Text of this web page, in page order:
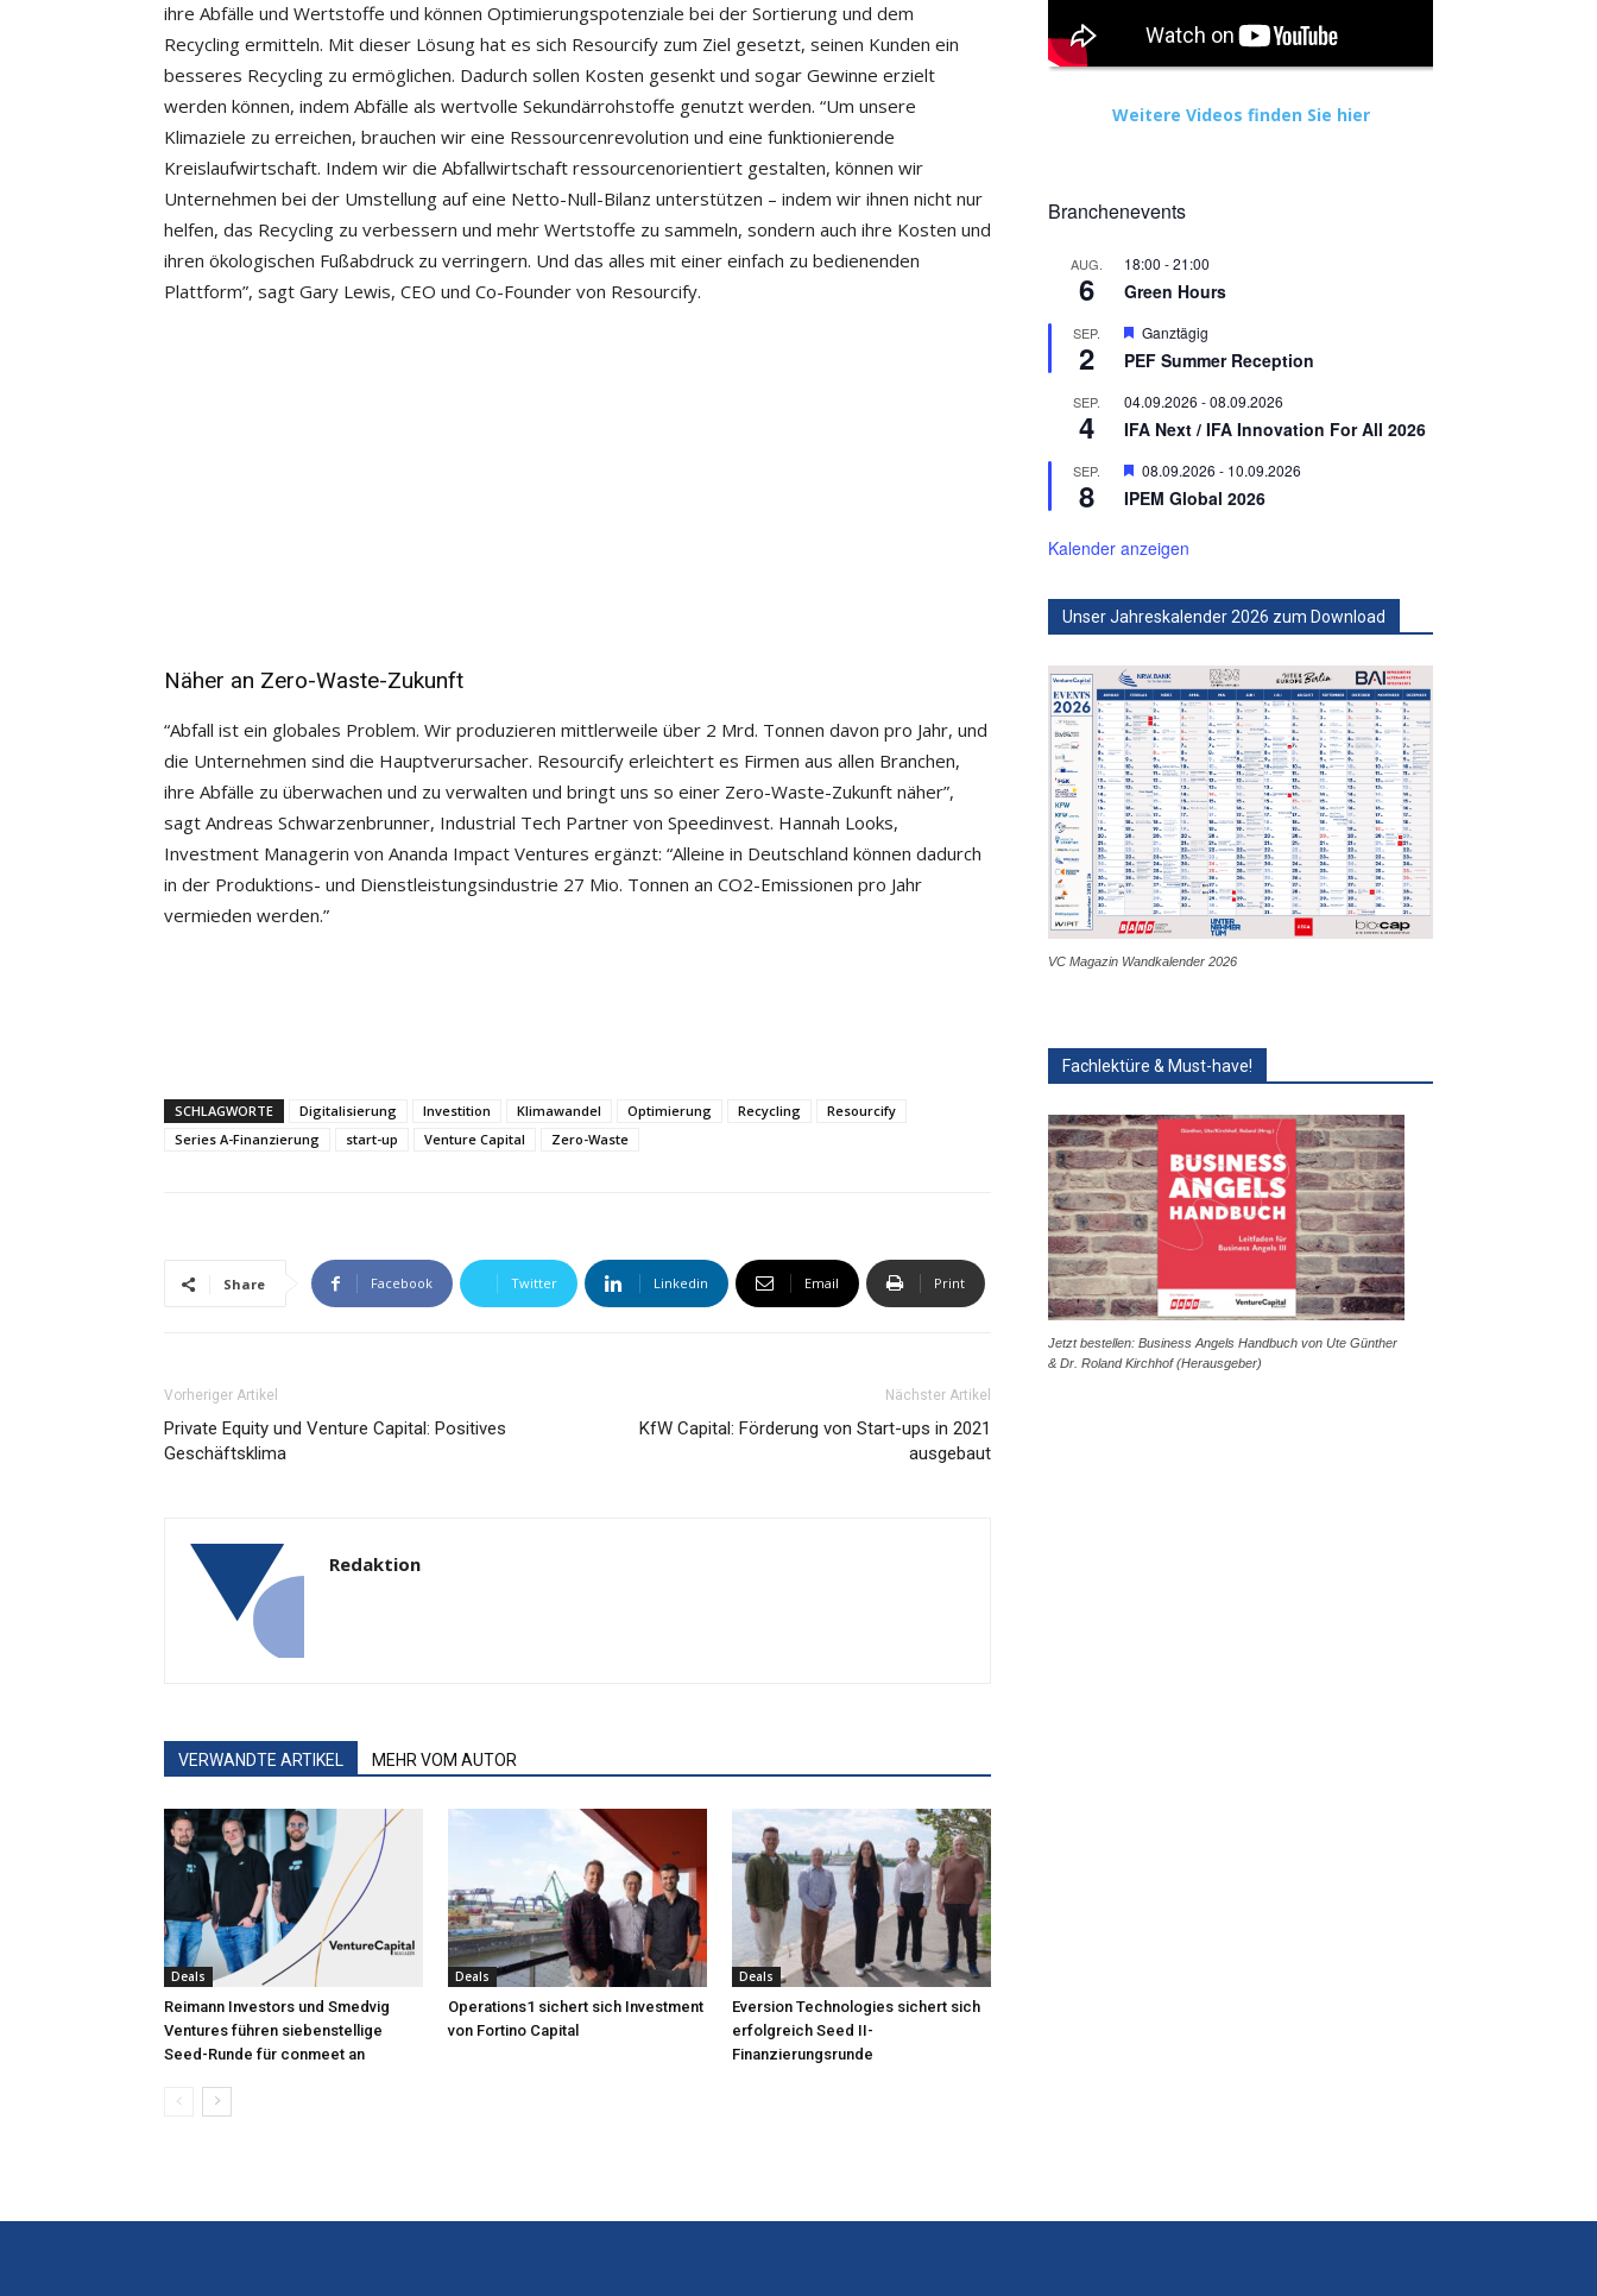
ihre Abfälle und Wertstoffe und können Optimierungspotenziale bei der Sortierung und dem
Recycling ermitteln. Mit dieser Lösung hat es sich Resourcify zum Ziel gesetzt, seinen Kunden ein
besseres Recycling zu ermöglichen. Dadurch sollen Kosten gesenkt und sogar Gewinne erzielt
werden können, indem Abfälle als wertvolle Sekundärrohstoffe genutzt werden. “Um unsere
Klimaziele zu erreichen, brauchen wir eine Ressourcenrevolution und eine funktionierende
Kreislaufwirtschaft. Indem wir die Abfallwirtschaft ressourcenorientiert gestalten, können wir
Unternehmen bei der Umstellung auf eine Netto-Null-Bilanz unterstützen – indem wir ihnen nicht nur
helfen, das Recycling zu verbessern und mehr Wertstoffe zu sammeln, sondern auch ihre Kosten und
ihren ökologischen Fußabdruck zu verringern. Und das alles mit einer einfach zu bedienenden
Plattform”, sagt Gary Lewis, CEO und Co-Founder von Resourcify.
Näher an Zero-Waste-Zukunft
“Abfall ist ein globales Problem. Wir produzieren mittlerweile über 2 Mrd. Tonnen davon pro Jahr, und
die Unternehmen sind die Hauptverursacher. Resourcify erleichtert es Firmen aus allen Branchen,
ihre Abfälle zu überwachen und zu verwalten und bringt uns so einer Zero-Waste-Zukunft näher”,
sagt Andreas Schwarzenbrunner, Industrial Tech Partner von Speedinvest. Hannah Looks,
Investment Managerin von Ananda Impact Ventures ergänzt: “Alleine in Deutschland können dadurch
in der Produktions- und Dienstleistungsindustrie 27 Mio. Tonnen an CO2-Emissionen pro Jahr
vermieden werden.”
SCHLAGWORTE Digitalisierung Investition Klimawandel Optimierung Recycling
Resourcify
Series A-Finanzierung
start-up Venture Capital Zero-Waste
Share Facebook Twitter Linkedin Email Print
Vorheriger Artikel
Private Equity und Venture Capital: Positives
Geschäftsklima
Nächster Artikel
KfW Capital: Förderung von Start-ups in 2021
ausgebaut
Redaktion
VERWANDTE ARTIKEL MEHR VOM AUTOR
Deals
Reimann Investors und Smedvig
Ventures führen siebenstellige
Seed-Runde für conmeet an
Deals
Operations1 sichert sich Investment
von Fortino Capital
Deals
Eversion Technologies sichert sich
erfolgreich Seed II-
Finanzierungsrunde
Weitere Videos finden Sie hier
Branchenevents
AUG.
6
18:00 -21:00
Green Hours
SEP.
2
Hervorgehoben
Ganztägig
PEF Summer Reception
SEP.
4
04.09.2026 -08.09.2026
IFA Next / IFA Innovation For All 2026
SEP.
8
Hervorgehoben
08.09.2026 - 10.09.2026
IPEM Global 2026
Kalender anzeigen
Unser Jahreskalender 2026 zum Download
VC Magazin Wandkalender 2026
Fachlektüre & Must-have!
Jetzt bestellen: Business Angels Handbuch von Ute Günther
& Dr. Roland Kirchhof (Herausgeber)